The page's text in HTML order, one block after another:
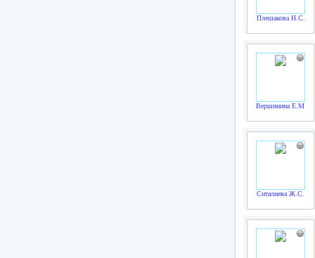
Плешакова Н.С.
Вершинина Е.М.
Ситалиева Ж.С.